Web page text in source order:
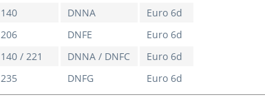
140 DNNA
Euro 6d
206 DNFE
Euro 6d
140 / 221 DNNA / DNFC
Euro 6d
235 DNFG Euro 6d